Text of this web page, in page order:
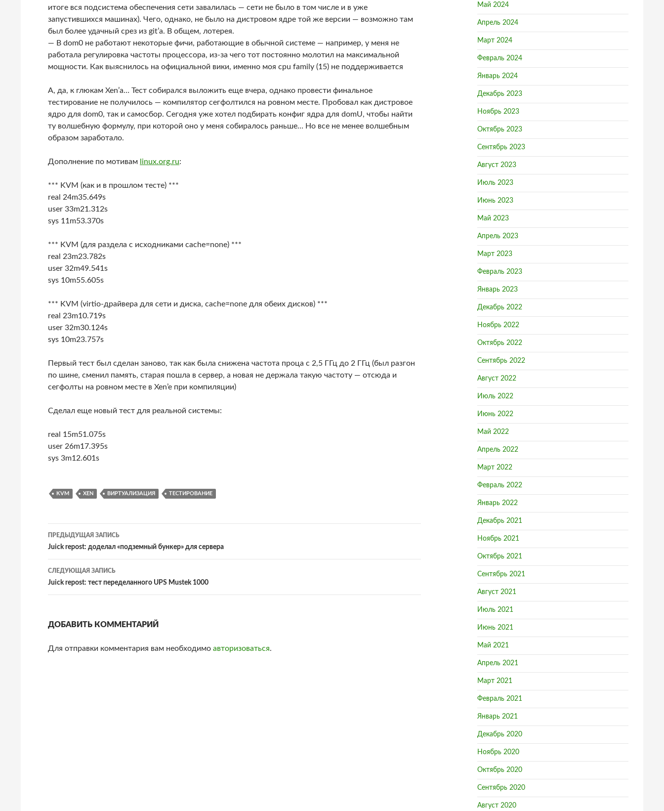
итоге вся подсистема обеспечения сети завалилась — сети не было в том числе и в уже
запустившихся машинах). Чего, однако, не было на дистровом ядре той же версии — возможно там
был более удачный срез из git’a. В общем, лотерея.
— В dom0 не работают некоторые фичи, работающие в обычной системе — например, у меня не
работала регулировка частоты процессора, из-за чего тот постоянно молотил на максимальной
мощности. Как выяснилось на официальной вики, именно моя cpu family (15) не поддерживается
А, да, к глюкам Xen’а… Тест собирался выложить еще вчера, однако провести финальное
тестирование не получилось — компилятор сегфолтился на ровном месте. Пробовал как дистровое
ядро для dom0, так и самосбор. Сегодня уже хотел подбирать конфиг ядра для domU, чтобы найти
ту волшебную формулу, при которой оно у меня собиралось раньше… Но все не менее волшебным
образом заработало.
Дополнение по мотивам linux.org.ru:
*** KVM (как и в прошлом тесте) ***
real 24m35.649s
user 33m21.312s
sys 11m53.370s
*** KVM (для раздела с исходниками cache=none) ***
real 23m23.782s
user 32m49.541s
sys 10m55.605s
*** KVM (virtio-драйвера для сети и диска, cache=none для обеих дисков) ***
real 23m10.719s
user 32m30.124s
sys 10m23.757s
Первый тест был сделан заново, так как была снижена частота проца с 2,5 ГГц до 2 ГГц (был разгон
по шине, сменил память, старая пошла в сервер, а новая не держала такую частоту — отсюда и
сегфолты на ровном месте в Xen’e при компиляции)
Сделал еще новый тест для реальной системы:
real 15m51.075s
user 26m17.395s
sys 3m12.601s
KVM XEN ВИРТУАЛИЗАЦИЯ ТЕСТИРОВАНИЕ
Навигация
по
записям
ПРЕДЫДУЩАЯ ЗАПИСЬ
Juick repost: доделал «подземный бункер» для сервера
СЛЕДУЮЩАЯ ЗАПИСЬ
Juick repost: тест переделанного UPS Mustek 1000
ДОБАВИТЬ КОММЕНТАРИЙ
Для отправки комментария вам необходимо авторизоваться.
Май 2024
Апрель 2024
Март 2024
Февраль 2024
Январь 2024
Декабрь 2023
Ноябрь 2023
Октябрь 2023
Сентябрь 2023
Август 2023
Июль 2023
Июнь 2023
Май 2023
Апрель 2023
Март 2023
Февраль 2023
Январь 2023
Декабрь 2022
Ноябрь 2022
Октябрь 2022
Сентябрь 2022
Август 2022
Июль 2022
Июнь 2022
Май 2022
Апрель 2022
Март 2022
Февраль 2022
Январь 2022
Декабрь 2021
Ноябрь 2021
Октябрь 2021
Сентябрь 2021
Август 2021
Июль 2021
Июнь 2021
Май 2021
Апрель 2021
Март 2021
Февраль 2021
Январь 2021
Декабрь 2020
Ноябрь 2020
Октябрь 2020
Сентябрь 2020
Август 2020